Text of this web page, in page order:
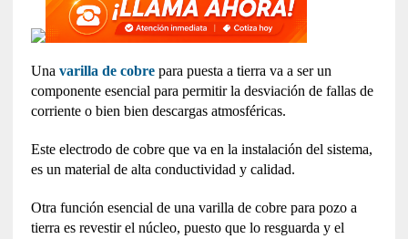
Una varilla de cobrepara puesta a tierra va a ser un
componente esencial para permitir la desviación de fallas de
corriente o bien bien descargas atmosféricas.
Este electrodo de cobre que va en la instalación del sistema,
es un material de alta conductividad y calidad.
Otra función esencial de una varilla de cobre para pozo a
tierra es revestir el núcleo, puesto que lo resguarda y el